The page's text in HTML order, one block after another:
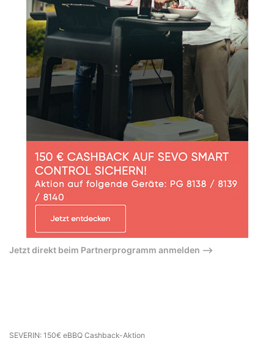
Jetzt direkt beim Partnerprogramm anmelden –>
SEVERIN: 150€ eBBQ Cashback-Aktion